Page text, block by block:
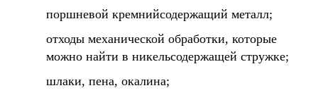
поршневой кремнийсодержащий металл;
отходы механической обработки, которые
можно найти в никельсодержащей стружке;
шлаки, пена, окалина;